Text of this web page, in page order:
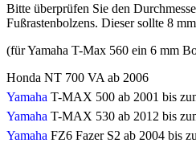
Bitte überprüfen Sie den
Fußrastenbolzens. Dieser sollte 8
(für Yamaha T-Max 560 ein 6 mm
Honda NT 700 VA ab 2006
Yamaha T-MAX 500 ab 2001 bis
Yamaha T-MAX 530 ab 2012 bis
Yamaha FZ6 Fazer S2 ab 2004 bis